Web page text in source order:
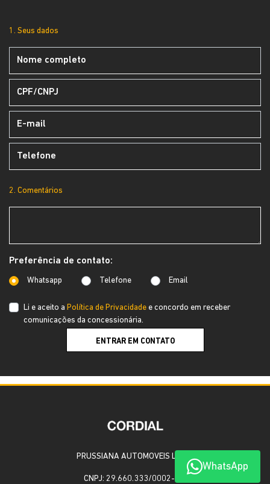
1. Seus dados
2. Comentários
Preferência de contato:
Whatsapp Telefone Email
Li e aceito a Política de Privacidade e concordo em receber
comunicações da concessionária.
ENTRAR EM CONTATO
WhatsApp
PRUSSIANA AUTOMOVEIS LTDA
CNPJ: 29.660.333/0002-00